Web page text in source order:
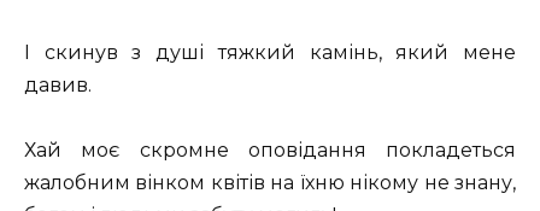
І скинув з душі тяжкий камінь, який мене
давив.
Хай моє скромне оповідання покладеться
жалобним вінком квітів на їхню нікому не знану,